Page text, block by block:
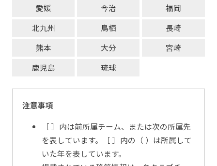
愛媛
今治
福岡
北九州
鳥栖
長崎
熊本
大分
宮崎
鹿児島
琉球
注意事項
［ ］内は前所属チーム、または次の所属先
を表しています。［ ］内の（ ）は所属して
いた年を表しています。